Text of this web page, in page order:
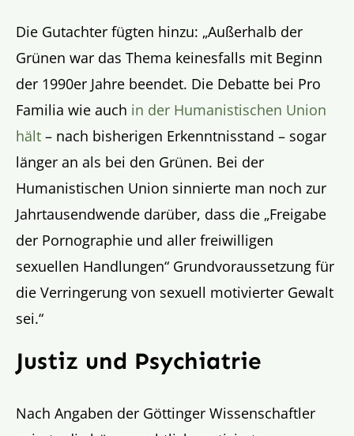
Die Gutachter fügten hinzu: „Außerhalb der
Grünen war das Thema keinesfalls mit Beginn
der 1990er Jahre beendet. Die Debatte bei Pro
Familia wie auch in der Humanistischen Union
hält – nach bisherigen Erkenntnisstand – sogar
länger an als bei den Grünen. Bei der
Humanistischen Union sinnierte man noch zur
Jahrtausendwende darüber, dass die „Freigabe
der Pornographie und aller freiwilligen
sexuellen Handlungen“ Grundvoraussetzung für
die Verringerung von sexuell motivierter Gewalt
sei.“
Justiz und Psychiatrie
Nach Angaben der Göttinger Wissenschaftler